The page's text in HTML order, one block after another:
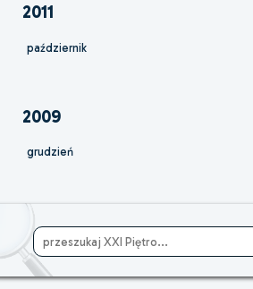
2011
październik
2009
grudzień